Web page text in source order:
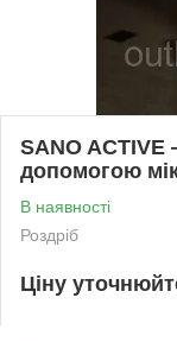
SANO ACTIVE
допомогою
В наявності
Роздріб
Ціну